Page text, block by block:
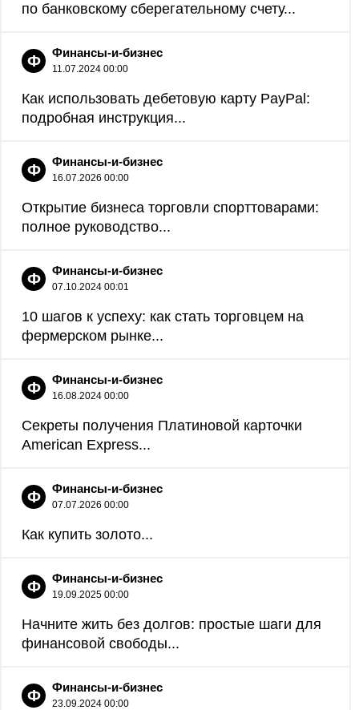
по банковскому сберегательному счету...
Ф Финансы-и-бизнес
11.07.2024 00:00
Как использовать дебетовую карту PayPal:
подробная инструкция...
Ф Финансы-и-бизнес
16.07.2026 00:00
Открытие бизнеса торговли спорттоварами:
полное руководство...
Ф Финансы-и-бизнес
07.10.2024 00:01
10 шагов к успеху: как стать торговцем на
фермерском рынке...
Ф Финансы-и-бизнес
16.08.2024 00:00
Секреты получения Платиновой карточки
American Express...
Ф Финансы-и-бизнес
07.07.2026 00:00
Как купить золото...
Ф Финансы-и-бизнес
19.09.2025 00:00
Начните жить без долгов: простые шаги для
финансовой свободы...
Ф Финансы-и-бизнес
23.09.2024 00:00